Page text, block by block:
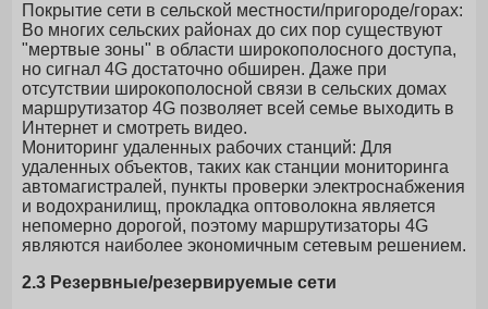
Покрытие сети в сельской местности/пригороде/горах:
Во многих сельских районах до сих пор существуют
"мертвые зоны" в области широкополосного доступа,
но сигнал 4G достаточно обширен. Даже при
отсутствии широкополосной связи в сельских домах
маршрутизатор 4G позволяет всей семье выходить в
Интернет и смотреть видео.
Мониторинг удаленных рабочих станций: Для
удаленных объектов, таких как станции мониторинга
автомагистралей, пункты проверки электроснабжения
и водохранилищ, прокладка оптоволокна является
непомерно дорогой, поэтому маршрутизаторы 4G
являются наиболее экономичным сетевым решением.
2.3 Резервные/резервируемые сети